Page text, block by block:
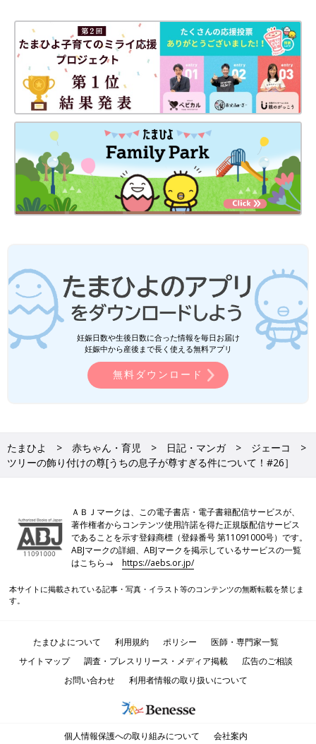
妊娠日数や生後日数に合った情報を毎日お届け
妊娠中から産後まで長く使える無料アプリ
無料ダウンロード
たまひよ 赤ちゃん・育児 日記・マンガ
ジェーコ
ツリーの飾り付けの尊[うちの息子が尊すぎる件について！#26］
ＡＢＪマークは、この電子書店・電子書籍配信サービスが、
著作権者からコンテンツ使用許諾を得た正規版配信サービス
であることを示す登録商標（登録番号 第11091000号）です。
ABJマークの詳細、ABJマークを掲示しているサービスの一覧
はこちら→https://aebs.or.jp/
本サイトに掲載されている記事・写真・イラスト等のコンテンツの無断転載を禁じま
す。
たまひよについて 利用規約 ポリシー
医師・専門家一覧
サイトマップ
調査・プレスリリース・メディア掲載
広告のご相談
お問い合わせ
利用者情報の取り扱いについて
個人情報保護への取り組みについて 会社案内